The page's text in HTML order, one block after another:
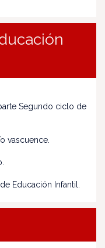
Segundo ciclo de
vascuence.
Educación Infantil.